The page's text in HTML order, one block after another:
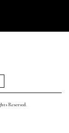
Reserved.